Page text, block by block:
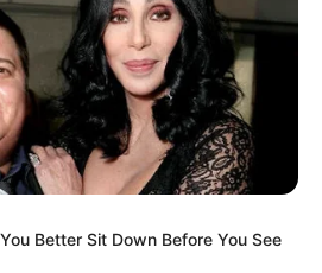
Better Sit Down Before You See